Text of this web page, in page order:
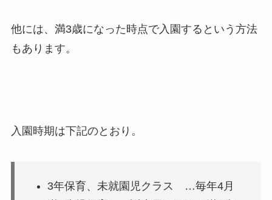
他には、満3歳になった時点で入園するという方法
もあります。
入園時期は下記のとおり。
3年保育、未就園児クラス …毎年4月